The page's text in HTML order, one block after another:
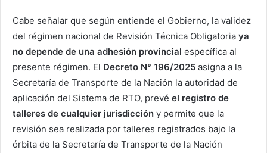
Cabe señalar que según entiende el Gobierno, la validez
del régimen nacional de Revisión Técnica Obligatoria ya
no depende de una adhesión provincial específica al
presente régimen. El Decreto N° 196/2025 asigna a la
Secretaría de Transporte de la Nación la autoridad de
aplicación del Sistema de RTO, prevé el registro de
talleres de cualquier jurisdicción y permite que la
revisión sea realizada por talleres registrados bajo la
órbita de la Secretaría de Transporte de la Nación